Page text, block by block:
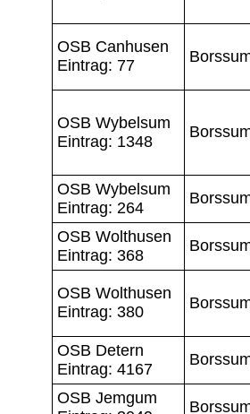
OSB Canhusen
Eintrag: 77
OSB Wybelsum
Eintrag: 1348
OSB Wybelsum
Eintrag: 264
OSB Wolthusen
Eintrag: 368
OSB Wolthusen
Eintrag: 380
OSB Detern
Eintrag: 4167
OSB Jemgum